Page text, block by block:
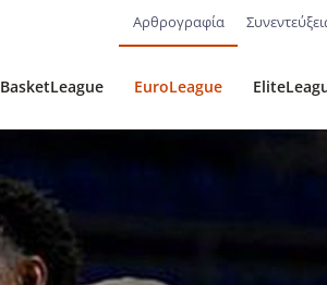
Αρθρογραφία
BasketLeague EuroLeague